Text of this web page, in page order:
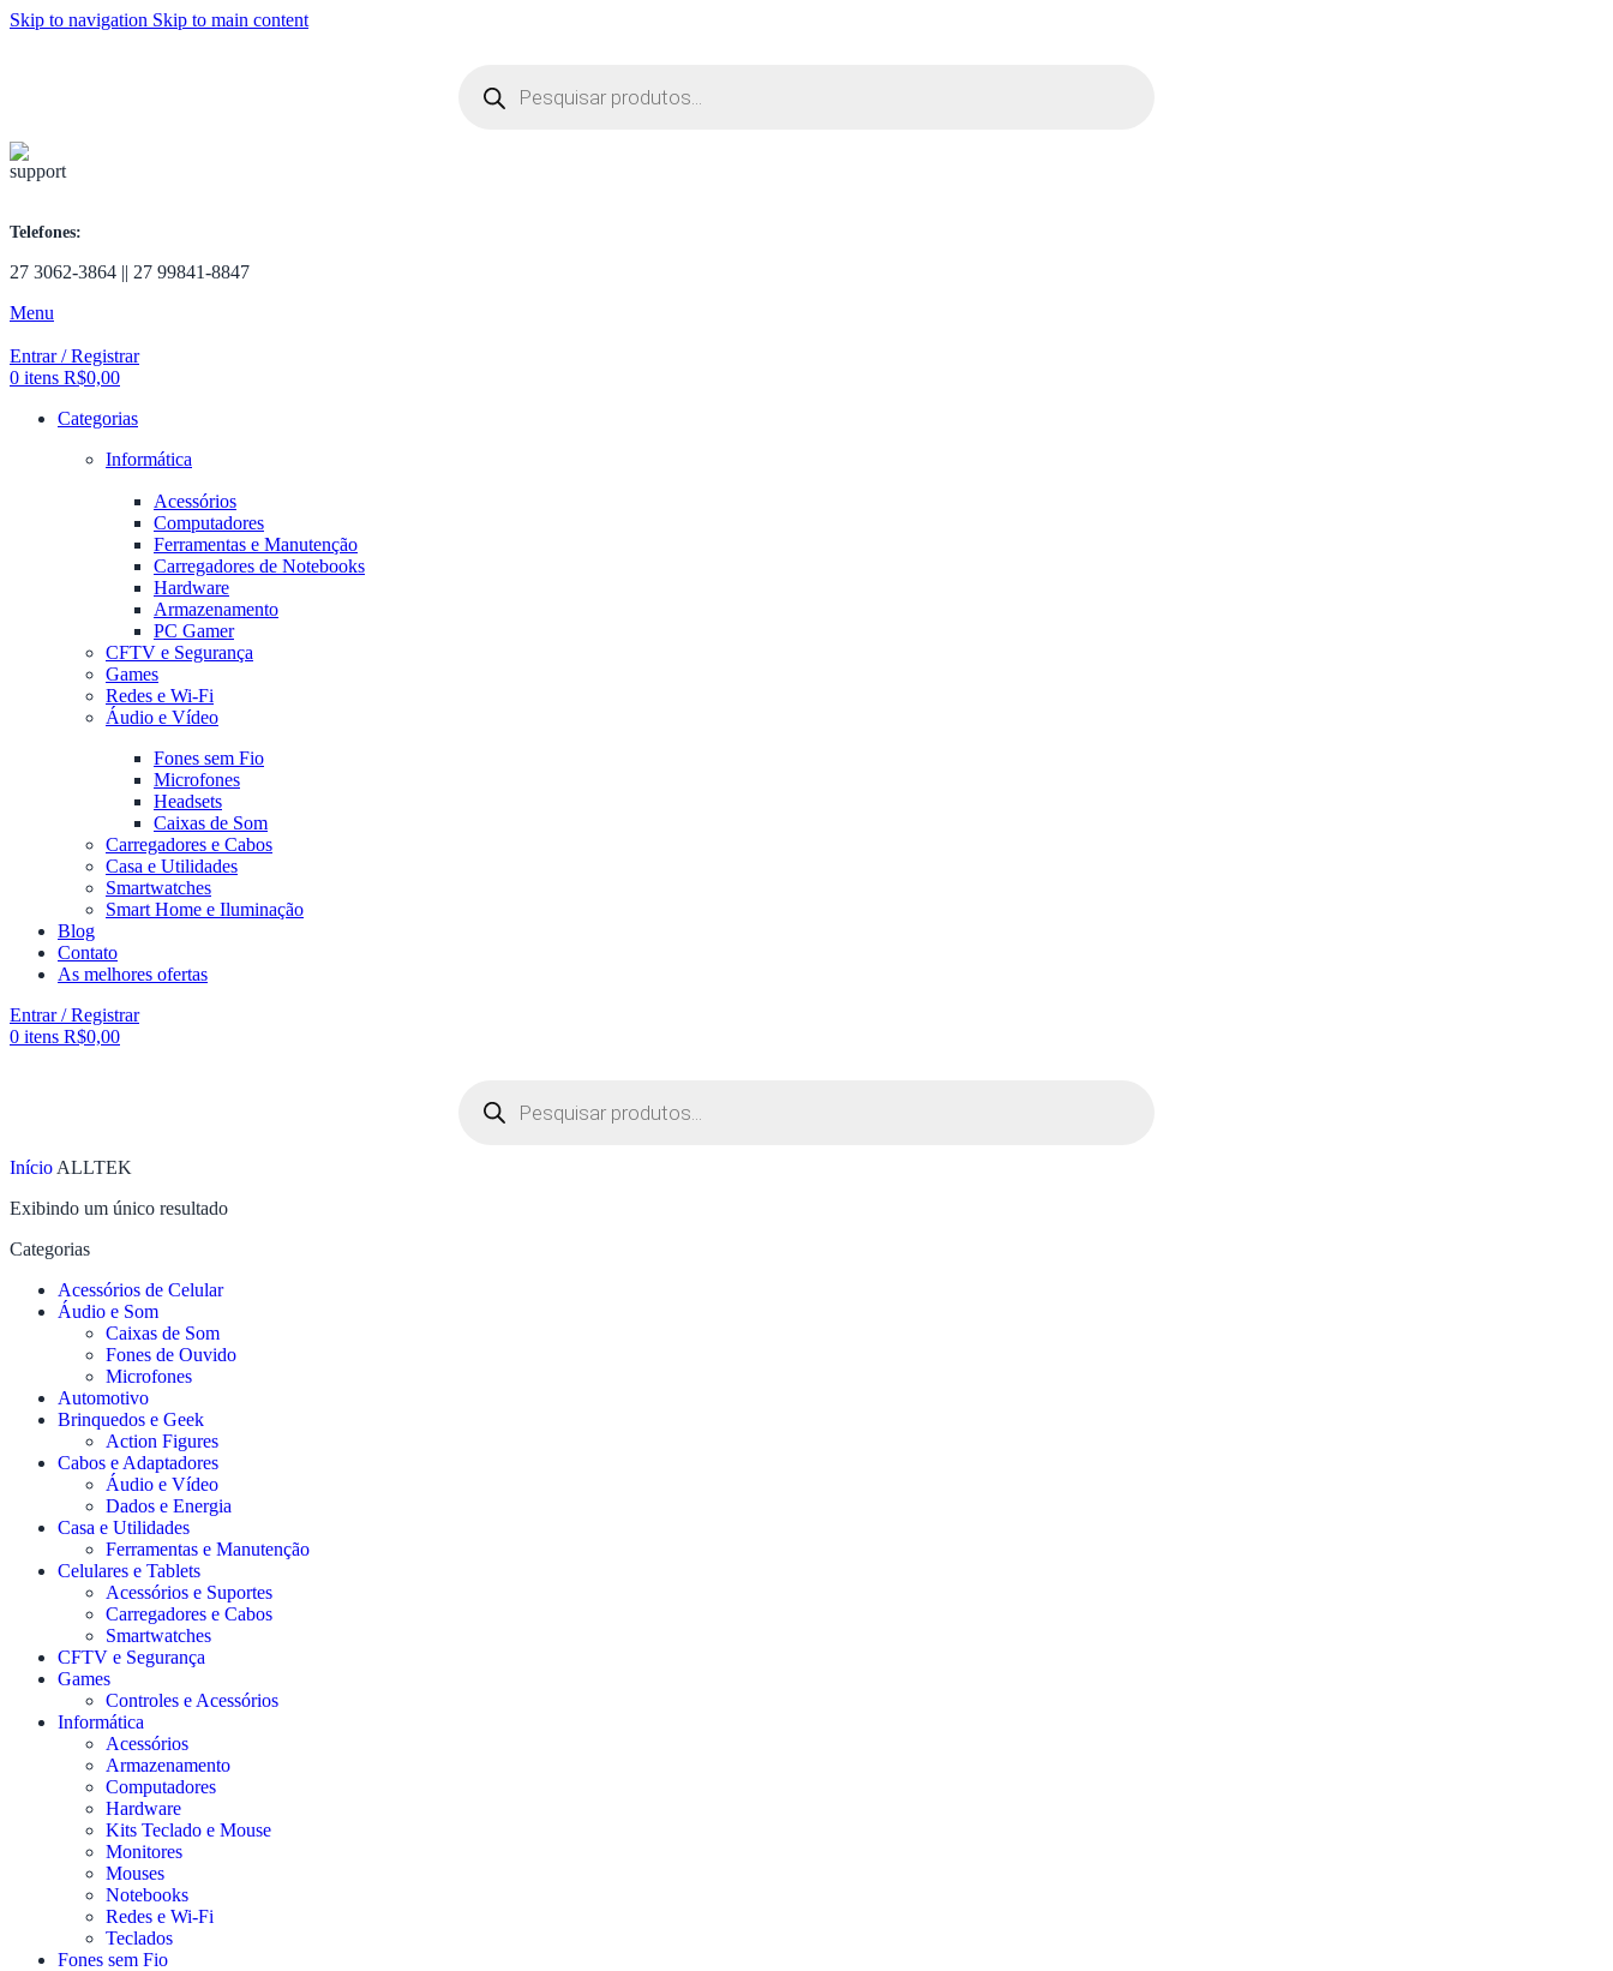
Skip to navigation Skip to main content
Telefones:
27 3062-3864 || 27 99841-8847
Menu
Entrar / Registrar
0 itens R$0,00
Categorias
Informática
Acessórios
Computadores
Ferramentas e Manutenção
Carregadores de Notebooks
Hardware
Armazenamento
PC Gamer
CFTV e Segurança
Games
Redes e Wi-Fi
Áudio e Vídeo
Fones sem Fio
Microfones
Headsets
Caixas de Som
Carregadores e Cabos
Casa e Utilidades
Smartwatches
Smart Home e Iluminação
Blog
Contato
As melhores ofertas
Entrar / Registrar
0 itens R$0,00
Início ALLTEK
Exibindo um único resultado
Categorias
Acessórios de Celular
Áudio e Som
Caixas de Som
Fones de Ouvido
Microfones
Automotivo
Brinquedos e Geek
Action Figures
Cabos e Adaptadores
Áudio e Vídeo
Dados e Energia
Casa e Utilidades
Ferramentas e Manutenção
Celulares e Tablets
Acessórios e Suportes
Carregadores e Cabos
Smartwatches
CFTV e Segurança
Games
Controles e Acessórios
Informática
Acessórios
Armazenamento
Computadores
Hardware
Kits Teclado e Mouse
Monitores
Mouses
Notebooks
Redes e Wi-Fi
Teclados
Fones sem Fio